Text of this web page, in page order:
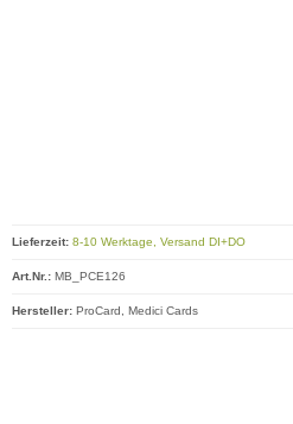
Lieferzeit: 8-10 Werktage, Versand DI+DO
Art.Nr.: MB_PCE126
Hersteller: ProCard, Medici Cards